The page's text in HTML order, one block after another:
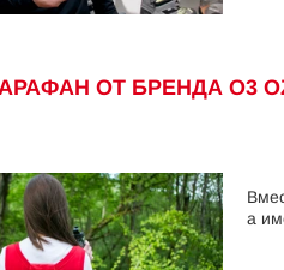
ОТ БРЕНДА O3
а